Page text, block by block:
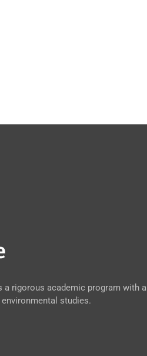
a rigorous academic program with a
studies.